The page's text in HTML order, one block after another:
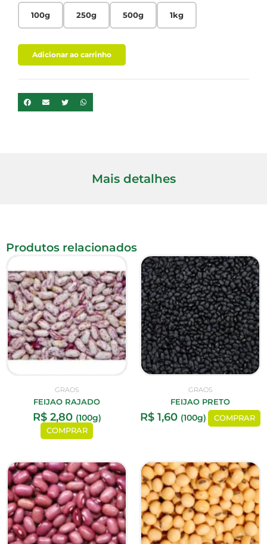
100g 250g 500g 1kg
Adicionar ao carrinho
Mais detalhes
Produtos relacionados
GRAOS
FEIJAO RAJADO
R$2,80 (100g)
COMPRAR
GRAOS
FEIJAO PRETO
R$1,60 (100g) COMPRAR